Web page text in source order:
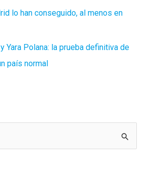
lo han conseguido, al menos en
Yara Polana: la prueba definitiva de
país normal